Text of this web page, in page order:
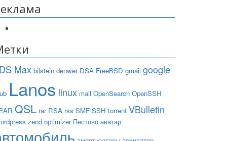
Max bilstein denwer DSA FreeBSD gmail google
Lanos linux mail OpenSearch OpenSSH
QSL rar RSA rss SMF SSH torrent VBulletin
zend optimizer Пестово аватар